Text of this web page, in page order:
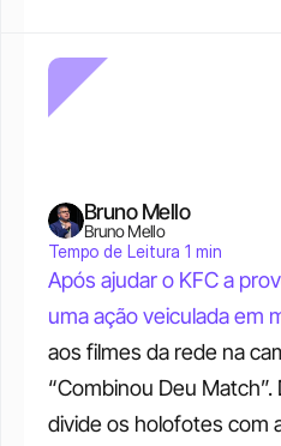
Após ajudar o KFC a
uma ação veiculada em
aos filmes da rede na
“Combinou Deu
divide os holofotes com
Bruno Mello
Bruno Mello
Tempo de Leitura 1 min